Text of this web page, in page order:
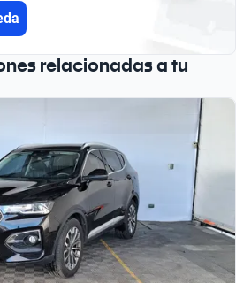
relacionadas a tu